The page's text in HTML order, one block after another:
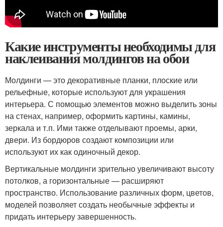
Какие инструменты необходимы для
наклеивания молдингов на обои
Молдинги — это декоративные планки, плоские или
рельефные, которые используют для украшения
интерьера. С помощью элементов можно выделить зоны
на стенах, например, оформить картины, камины,
зеркала и т.п. Ими также отделывают проемы, арки,
двери. Из бордюров создают композиции или
используют их как одиночный декор.
Вертикальные молдинги зрительно увеличивают высоту
потолков, а горизонтальные — расширяют
пространство. Использование различных форм, цветов,
моделей позволяет создать необычные эффекты и
придать интерьеру завершенность.